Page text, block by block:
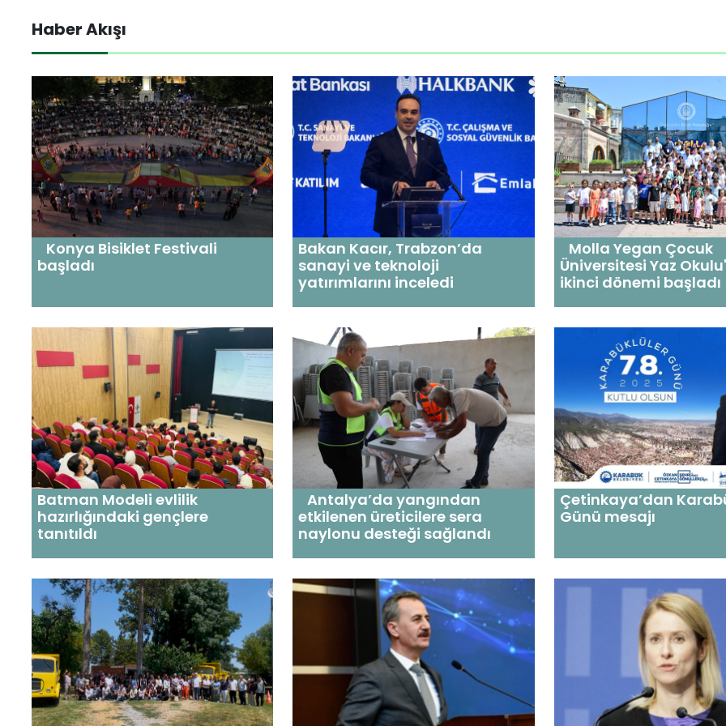
Haber Akışı
Konya Bisiklet Festivali
başladı
Bakan Kacır, Trabzon’da
sanayi ve teknoloji
yatırımlarını inceledi
Molla Yegan Çocuk
Üniversitesi Yaz
ikinci dönemi başladı
Batman Modeli evlilik
hazırlığındaki gençlere
tanıtıldı
Antalya’da yangından
etkilenen üreticilere sera
naylonu desteği sağlandı
Çetinkaya’dan
Günü mesajı